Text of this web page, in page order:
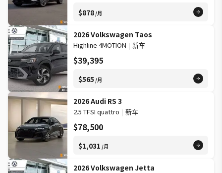
$878/月
2026 Volkswagen Taos
Highline 4MOTION | 新车
$39,395
$565 /月
2026 Audi RS 3
2.5 TFSI quattro | 新车
$78,500
$1,031 /月
2026 Volkswagen Jetta